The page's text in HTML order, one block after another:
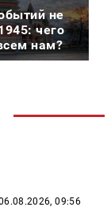
не
чего
нам?
09:56